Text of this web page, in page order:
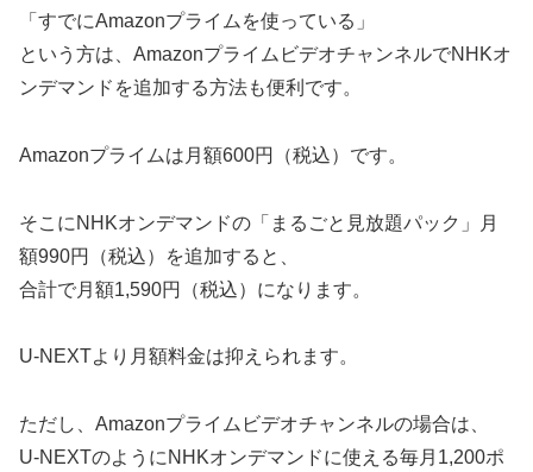
「すでにAmazonプライムを使っている」
という方は、AmazonプライムビデオチャンネルでNHKオ
ンデマンドを追加する方法も便利です。
Amazonプライムは月額600円（税込）です。
そこにNHKオンデマンドの「まるごと見放題パック」月
額990円（税込）を追加すると、
合計で月額1,590円（税込）になります。
U-NEXTより月額料金は抑えられます。
ただし、Amazonプライムビデオチャンネルの場合は、
U-NEXTのようにNHKオンデマンドに使える毎月1,200ポ